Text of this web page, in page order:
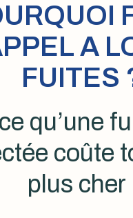
A
FUITES
qu’une
coûte
plus cher